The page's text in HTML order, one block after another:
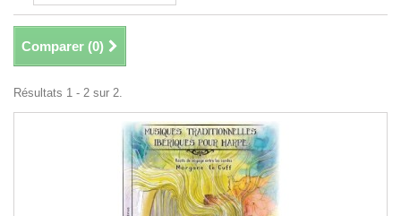
Comparer (0)
Résultats 1 - 2 sur 2.